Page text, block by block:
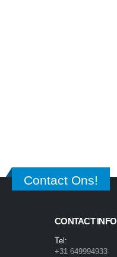
Contact Ons!
CONTACT INFO
Tel:
+31 649994933